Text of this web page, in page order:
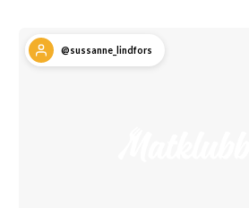
@sussanne_lindfors